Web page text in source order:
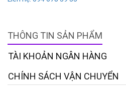
THÔNG TIN SẢN PHẨM
TÀI KHOẢN NGÂN HÀNG
CHÍNH SÁCH VẬN CHUYỂN